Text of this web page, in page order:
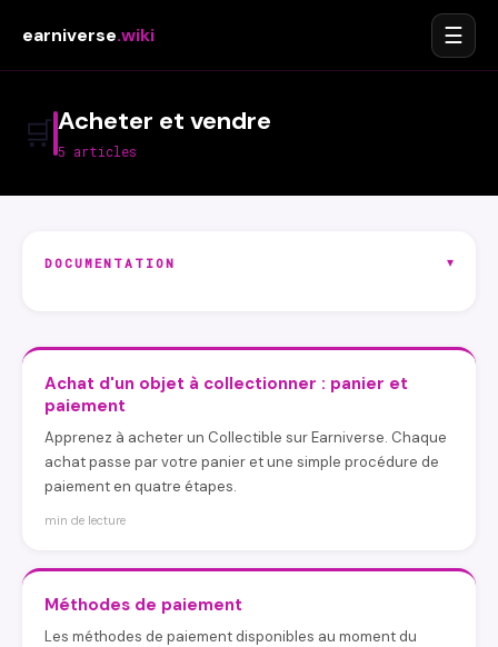
earniverse.wiki ☰
🛒 Acheter et vendre
5 articles
DOCUMENTATION ▾
Achat d'un objet à collectionner : panier et
paiement
Apprenez à acheter un Collectible sur Earniverse. Chaque
achat passe par votre panier et une simple procédure de
paiement en quatre étapes.
min de lecture
Méthodes de paiement
Les méthodes de paiement disponibles au moment du